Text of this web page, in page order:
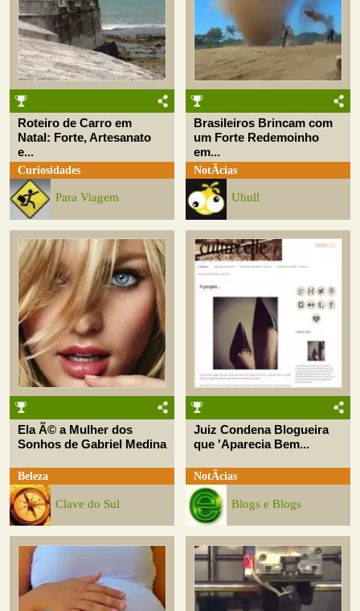
Roteiro de Carro em
Natal: Forte, Artesanato
e...
Curiosidades
Para Viagem
Brasileiros Brincam com
um Forte Redemoinho
em...
NotÃ­cias
Uhull
Ela Ã© a Mulher dos
Sonhos de Gabriel Medina
Beleza
Clave do Sul
Juiz Condena Blogueira
que 'Aparecia Bem...
NotÃ­cias
Blogs e Blogs